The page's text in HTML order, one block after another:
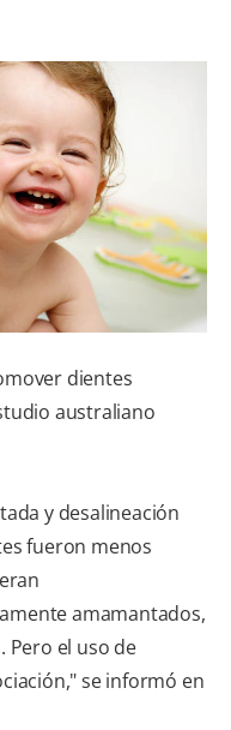
PARA PROFESIONALES
CUPONES
DONDE COMPRAR
MX (ES)
dientes
australiano
y desalineación
fueron menos
amamantados,
Pero el uso de
se informó en